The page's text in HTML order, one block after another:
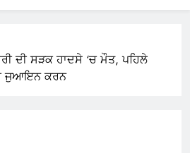
ਦੀ ਸੜਕ ਹਾਦਸੇ ‘ਚ ਮੌਤ, ਪਹਿਲੇ
ਜੁਆਇਨ ਕਰਨ